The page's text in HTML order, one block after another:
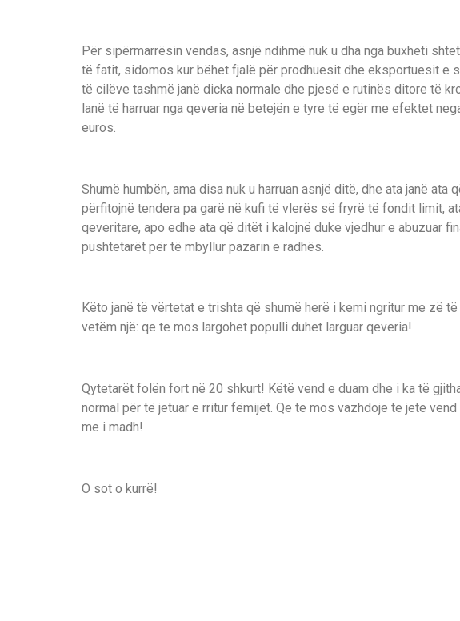
Për sipërmarrësin vendas, asnjë ndihmë nuk u dha nga buxheti
të fatit, sidomos kur bëhet fjalë për prodhuesit dhe eksportuesit e
të cilëve tashmë janë dicka normale dhe pjesë e rutinës ditore të
lanë të harruar nga qeveria në betejën e tyre të egër me efektet
euros.
Shumë humbën, ama disa nuk u harruan asnjë ditë, dhe ata janë ata
përfitojnë tendera pa garë në kufi të vlerës së fryrë të fondit limit,
qeveritare, apo edhe ata që ditët i kalojnë duke vjedhur e abuzuar
pushtetarët për të mbyllur pazarin e radhës.
Këto janë të vërtetat e trishta që shumë herë i kemi ngritur me zë
vetëm një: qe te mos largohet populli duhet larguar qeveria!
Qytetarët folën fort në 20 shkurt! Këtë vend e duam dhe i ka të
normal për të jetuar e rritur fëmijët. Qe te mos vazhdoje te jete
me i madh!
O sot o kurrë!